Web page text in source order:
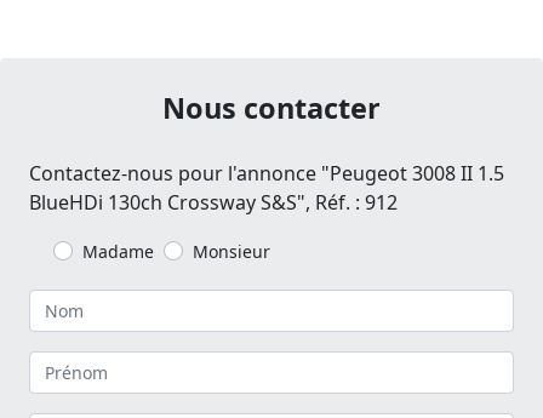
Nous contacter
Contactez-nous pour l'annonce "Peugeot 3008 II 1.5
BlueHDi 130ch Crossway S&S", Réf. : 912
Madame Monsieur